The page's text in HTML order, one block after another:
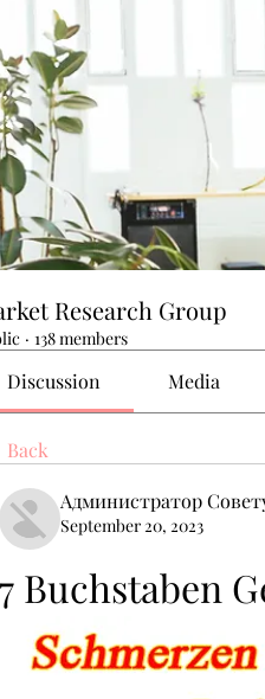
Research Group
· 138 members
Discussion Media
Back
Администратор
September 20, 2023
7 Buchstaben